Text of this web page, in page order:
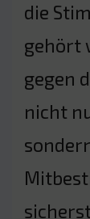
die
gehört
gegen
nicht